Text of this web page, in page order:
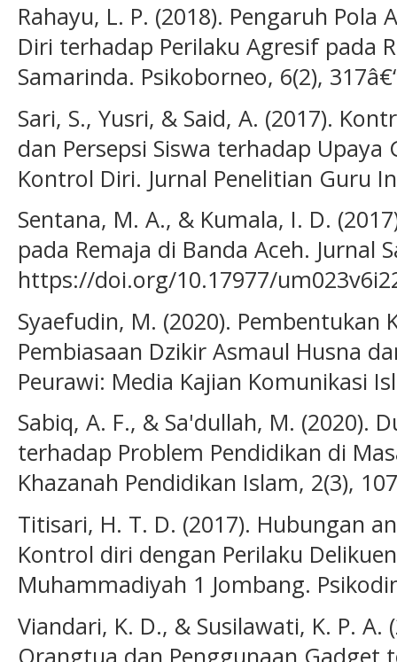
Rahayu, L. P. (2018). Pengaruh
Diri terhadap Perilaku Agresif pada
Samarinda. Psikoborneo, 6(2),
Sari, S., Yusri, & Said, A. (2017).
dan Persepsi Siswa terhadap
Kontrol Diri. Jurnal Penelitian Guru
Sentana, M. A., & Kumala, I. D.
pada Remaja di Banda Aceh. Jurnal
https://doi.org/10.17977/
Syaefudin, M. (2020). Pembentukan
Pembiasaan Dzikir Asmaul Husna
Peurawi: Media Kajian Komunikasi
Sabiq, A. F., & Sa'dullah, M. (2020).
terhadap Problem Pendidikan di
Khazanah Pendidikan Islam, 2(3),
Titisari, H. T. D. (2017). Hubungan
Kontrol diri dengan Perilaku
Muhammadiyah 1 Jombang.
Viandari, K. D., & Susilawati, K. P. A.
Orangtua dan Penggunaan Gadget